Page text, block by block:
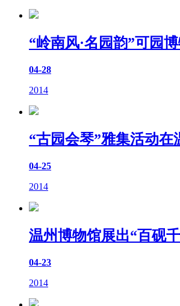
“岭南风·名园韵”可园
04-28
2014
“古园会琴”雅集活动在
04-25
2014
温州博物馆展出“百砚
04-23
2014